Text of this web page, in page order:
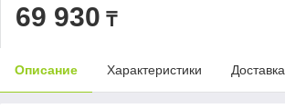
69 930 ₸
Описание Характеристики Доставка